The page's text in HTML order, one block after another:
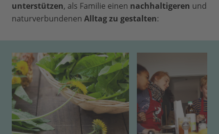
unterstützen, als Familie einen nachhaltigeren und
naturverbundenen Alltag zu gestalten: